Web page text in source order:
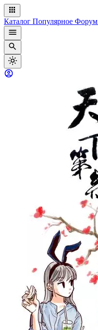
Каталог Популярное Форум